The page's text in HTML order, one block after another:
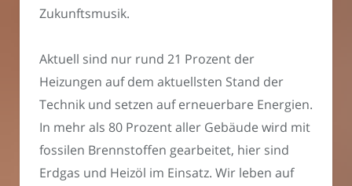
Zukunftsmusik.
Aktuell sind nur rund 21 Prozent der
Heizungen auf dem aktuellsten Stand der
Technik und setzen auf erneuerbare Energien.
In mehr als 80 Prozent aller Gebäude wird mit
fossilen Brennstoffen gearbeitet, hier sind
Erdgas und Heizöl im Einsatz. Wir leben auf